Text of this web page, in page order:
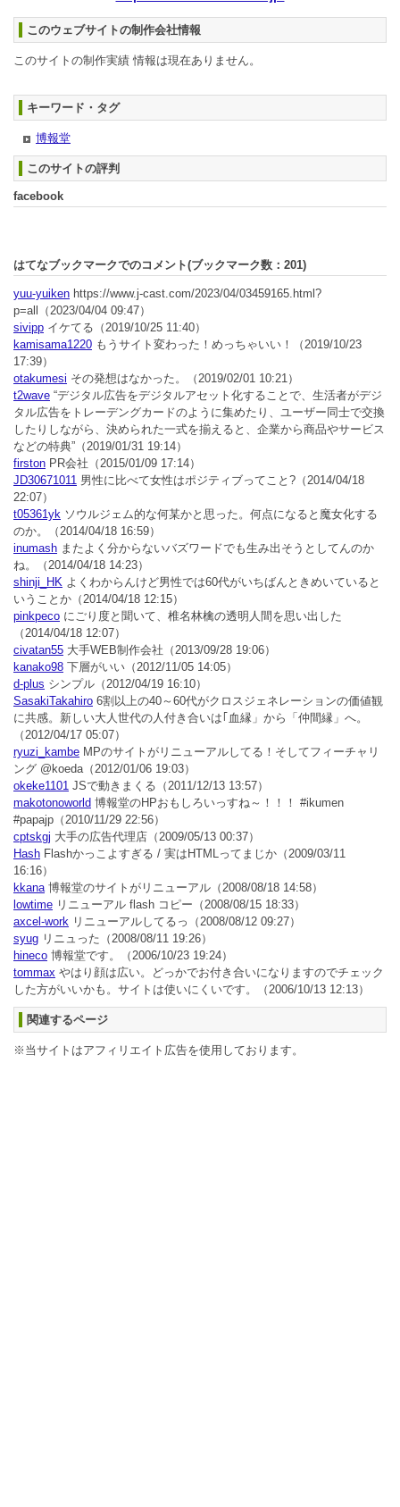
このウェブサイトの制作会社情報
このサイトの制作実績 情報は現在ありません。
キーワード・タグ
博報堂
このサイトの評判
facebook
はてなブックマークでのコメント(ブックマーク数： 201)
yuu-yuiken https://www.j-cast.com/2023/04/03459165.html?
p=all
（2023/04/04 09:47）
sivipp イケてる （2019/10/25 11:40）
kamisama1220 もうサイト変わった！めっちゃいい！
（2019/10/23
17:39）
otakumesi その発想はなかった。
（2019/02/01 10:21）
t2wave “デジタル広告をデジタルアセット化することで、生活者がデジ
タル広告をトレーデングカードのように集めたり、ユーザー同士で交換
したりしながら、決められた一式を揃えると、企業から商品やサービス
などの特典” （2019/01/31 19:14）
firston PR会社 （2015/01/09 17:14）
JD30671011 男性に比べて女性はポジティブってこと? （2014/04/18
22:07）
t05361yk ソウルジェム的な何某かと思った。何点になると魔女化する
のか。
（2014/04/18 16:59）
inumash またよく分からないバズワードでも生み出そうとしてんのか
ね。
（2014/04/18 14:23）
shinji_HK よくわからんけど男性では60代がいちばんときめいていると
いうことか （2014/04/18 12:15）
pinkpeco にごり度と聞いて、椎名林檎の透明人間を思い出した
（2014/04/18 12:07）
civatan55 大手WEB制作会社 （2013/09/28 19:06）
kanako98 下層がいい （2012/11/05 14:05）
d-plus シンプル （2012/04/19 16:10）
SasakiTakahiro 6割以上の40～60代がクロスジェネレーションの価値観
に共感。新しい大人世代の人付き合いは｢血縁」から「仲間縁」へ。
（2012/04/17 05:07）
ryuzi_kambe MPのサイトがリニューアルしてる！そしてフィーチャリ
ング @koeda（2012/01/06 19:03）
okeke1101 JSで動きまくる （2011/12/13 13:57）
makotonoworld 博報堂のHPおもしろいっすね～！！！ #ikumen
#papajp （2010/11/29 22:56）
cptskgj 大手の広告代理店 （2009/05/13 00:37）
Hash Flashかっこよすぎる / 実はHTMLってまじか （2009/03/11
16:16）
kkana博報堂のサイトがリニューアル （2008/08/18 14:58）
lowtime リニューアル flash コピー （2008/08/15 18:33）
axcel-work リニューアルしてるっ
（2008/08/12 09:27）
syug リニュった （2008/08/11 19:26）
hineco 博報堂です。
（2006/10/23 19:24）
tommax やはり顔は広い。どっかでお付き合いになりますのでチェック
した方がいいかも。サイトは使いにくいです。
（2006/10/13 12:13）
関連するページ
※当サイトはアフィリエイト広告を使用しております。